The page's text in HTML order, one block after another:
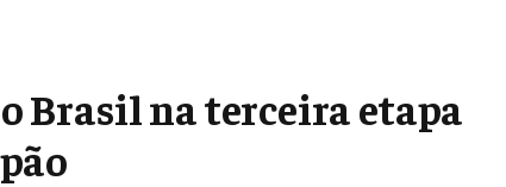
Brasil na terceira etapa